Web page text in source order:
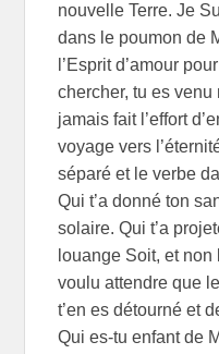
nouvelle Terre. Je
dans le poumon de
l’Esprit d’amour
chercher, tu es venu
jamais fait l’effort
voyage vers
séparé et le verbe
Qui t’a donné ton
solaire. Qui t’a
louange Soit, et non
voulu attendre que
t’en es détourné et
Qui es-tu enfant de